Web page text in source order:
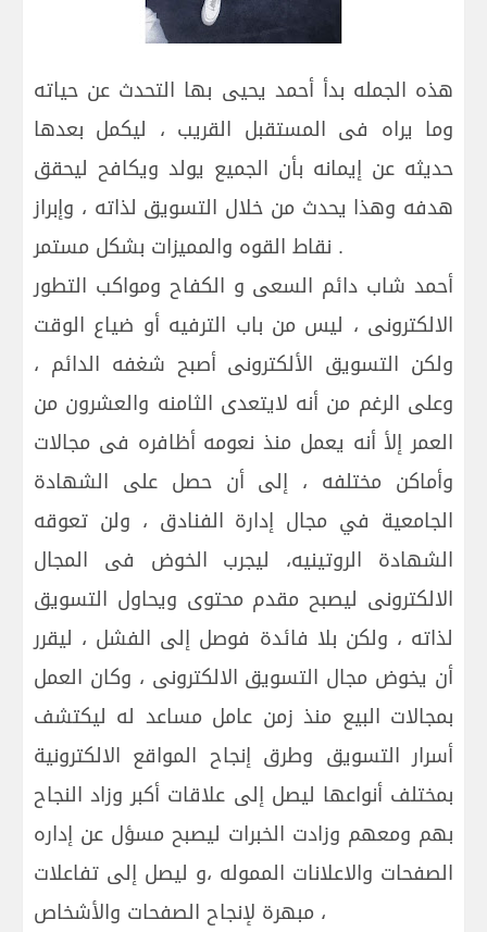
هذه الجمله بدأ أحمد يحيى بها التحدث عن حياته
وما يراه فى المستقبل القريب ، ليكمل بعدها
حديثه عن إيمانه بأن الجميع يولد ويكافح ليحقق
هدفه وهذا يحدث من خلال التسويق لذاته ، وإبراز
نقاط القوه والمميزات بشكل مستمر .
أحمد شاب دائم السعى و الكفاح ومواكب التطور
الالكترونى ، ليس من باب الترفيه أو ضياع الوقت
ولكن التسويق الألكترونى أصبح شغفه الدائم ،
وعلى الرغم من أنه لايتعدى الثامنه والعشرون من
العمر إلأ أنه يعمل منذ نعومه أظافره فى مجالات
وأماكن مختلفه ، إلى أن حصل على الشهادة
الجامعية في مجال إدارة الفنادق ، ولن تعوقه
الشهادة الروتينيه، ليجرب الخوض فى المجال
الالكترونى ليصبح مقدم محتوى ويحاول التسويق
لذاته ، ولكن بلا فائدة فوصل إلى الفشل ، ليقرر
أن يخوض مجال التسويق الالكترونى ، وكان العمل
بمجالات البيع منذ زمن عامل مساعد له ليكتشف
أسرار التسويق وطرق إنجاح المواقع الالكترونية
بمختلف أنواعها ليصل إلى علاقات أكبر وزاد النجاح
بهم ومعهم وزادت الخبرات ليصبح مسؤل عن إداره
الصفحات والاعلانات المموله ،و ليصل إلى تفاعلات
مبهرة لإنجاح الصفحات والأشخاص ،